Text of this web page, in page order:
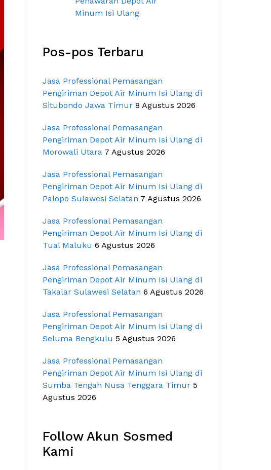
Pos-pos Terbaru
Jasa Professional Pemasangan
Pengiriman Depot Air Minum Isi Ulang di
Situbondo Jawa Timur 8 Agustus 2026
Jasa Professional Pemasangan
Pengiriman Depot Air Minum Isi Ulang di
Morowali Utara 7 Agustus 2026
Jasa Professional Pemasangan
Pengiriman Depot Air Minum Isi Ulang di
Palopo Sulawesi Selatan 7 Agustus 2026
Jasa Professional Pemasangan
Pengiriman Depot Air Minum Isi Ulang di
Tual Maluku 6 Agustus 2026
Jasa Professional Pemasangan
Pengiriman Depot Air Minum Isi Ulang di
Takalar Sulawesi Selatan 6 Agustus 2026
Jasa Professional Pemasangan
Pengiriman Depot Air Minum Isi Ulang di
Seluma Bengkulu 5 Agustus 2026
Jasa Professional Pemasangan
Pengiriman Depot Air Minum Isi Ulang di
Sumba Tengah Nusa Tenggara Timur 5
Agustus 2026
Follow Akun Sosmed
Kami